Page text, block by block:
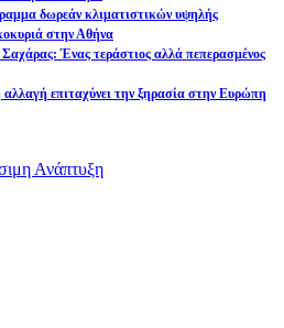
δωρεάν κλιματιστικών υψηλής
στην Αθήνα
Σαχάρας: Ένας τεράστιος αλλά πεπερασμένος
επιταχύνει την ξηρασία στην Ευρώπη